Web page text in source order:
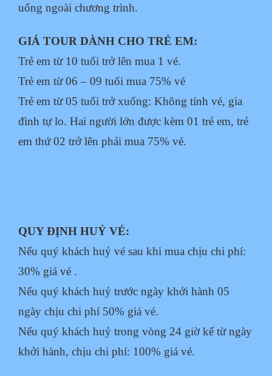
uống ngoài chương trình.
GIÁ TOUR DÀNH CHO TRẺ EM:
Trẻ em từ 10 tuổi trở lên mua 1 vé.
Trẻ em từ 06 – 09 tuổi mua 75% vé
Trẻ em từ 05 tuổi trở xuống: Không tính vé, gia
đình tự lo. Hai người lớn được kèm 01 trẻ em, trẻ
em thứ 02 trở lên phải mua 75% vé.
QUY ĐỊNH HUỶ VÉ:
Nếu quý khách huỷ vé sau khi mua chịu chi phí:
30% giá vé .
Nếu quý khách huỷ trước ngày khởi hành 05
ngày chịu chi phí 50% giá vé.
Nếu quý khách huỷ trong vòng 24 giờ kể từ ngày
khởi hành, chịu chi phí: 100% giá vé.